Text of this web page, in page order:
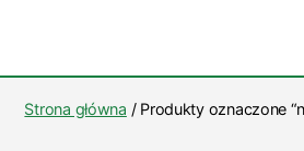
Omnibus
Strona główna / Produkty oznaczone